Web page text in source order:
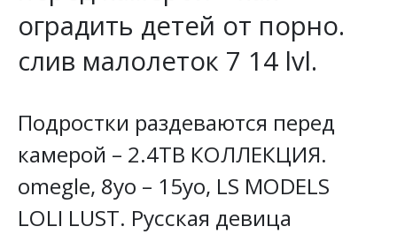
оградить детей от порно.
слив малолеток 7 14 lvl.
Подростки раздеваются перед
камерой – 2.4TB КОЛЛЕКЦИЯ.
omegle, 8yo – 15yo, LS MODELS
LOLI LUST. Русская девица